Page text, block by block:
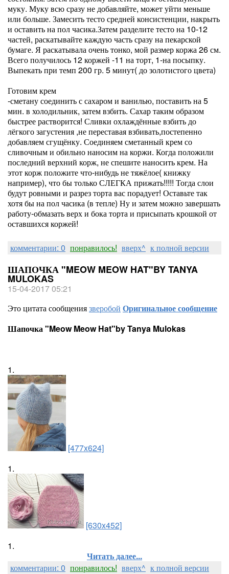
муку. Муку всю сразу не добавляйте, может уйти меньше
или больше. Замесить тесто средней консистенции, накрыть
и оставить на пол часика.Затем разделите тесто на 10-12
частей, раскатывайте каждую часть сразу на пекарской
бумаге. Я раскатывала очень тонко, мой размер коржа 26 см.
Всего получилось 12 коржей -11 на торт, 1-на посыпку.
Выпекать при темп 200 гр. 5 минут( до золотистого цвета)
Готовим крем
-сметану соединить с сахаром и ванилью, поставить на 5
мин. в холодильник, затем взбить. Сахар таким образом
быстрее растворится! Сливки охлаждённые взбить до
лёгкого загустения ,не переставая взбивать,постепенно
добавляем сгущёнку. Соединяем сметанный крем со
сливочным и обильно наносим на коржи. Когда положили
последний верхний корж, не спешите наносить крем. На
этот корж положите что-нибудь не тяжёлое( книжку
например), что бы только СЛЕГКА прижать!!!!! Тогда слои
будут ровными и разрез торта вас порадует! Оставьте так
хотя бы на пол часика (в тепле) Ну и затем можно завершать
работу-обмазать верх и бока торта и присыпать крошкой от
оставшихся коржей!
комментарии: 0 понравилось! вверх^ к полной версии
ШАПОЧКА "MEOW MEOW HAT"BY TANYA
MULOKAS
15-04-2017 05:21
Это цитата сообщениязверобой Оригинальное сообщение
Шапочка "Meow Meow Hat"by Tanya Mulokas
1.
[477x624]
1.
[630x452]
1.
Читать далее...
комментарии: 0 понравилось! вверх^ к полной версии